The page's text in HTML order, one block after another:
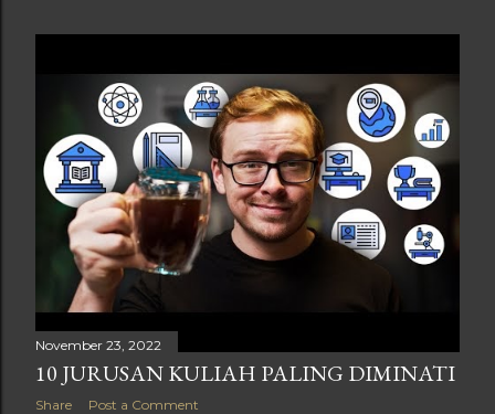
November 23, 2022
10 JURUSAN KULIAH PALING DIMINATI
Share Post a Comment